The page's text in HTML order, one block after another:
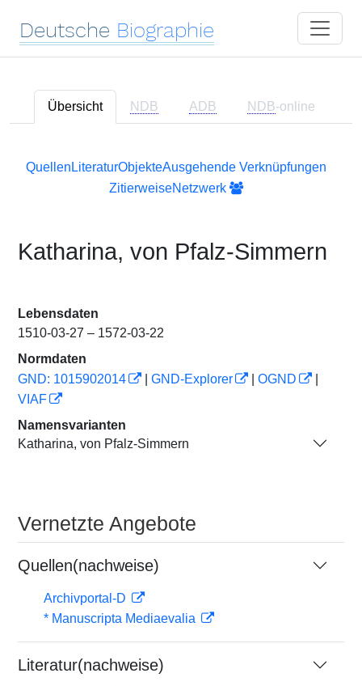
Deutsche Biographie
Übersicht NDB ADB NDB-online
Quellen LiteraturObjekteAusgehende Verknüpfungen
ZitierweiseNetzwerk
Katharina, von Pfalz-Simmern
Lebensdaten
1510-03-27 – 1572-03-22
Normdaten
GND: 1015902014
GND-Explorer OGND
VIAF
Namensvarianten
Katharina, von Pfalz-Simmern
Vernetzte Angebote
Quellen(nachweise)
Archivportal-D
* Manuscripta Mediaevalia
Literatur(nachweise)